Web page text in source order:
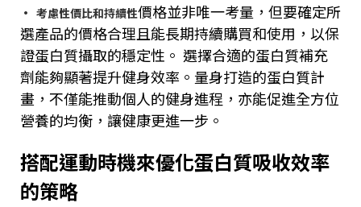
· 考慮性價比和持續性價格並非唯一考量，但要確定所
選產品的價格合理且能長期持續購買和使用，以保
證蛋白質攝取的穩定性。 選擇合適的蛋白質補充
劑能夠顯著提升健身效率。量身打造的蛋白質計
畫，不僅能推動個人的健身進程，亦能促進全方位
營養的均衡，讓健康更進一步。
搭配運動時機來優化蛋白質吸收效率
的策略